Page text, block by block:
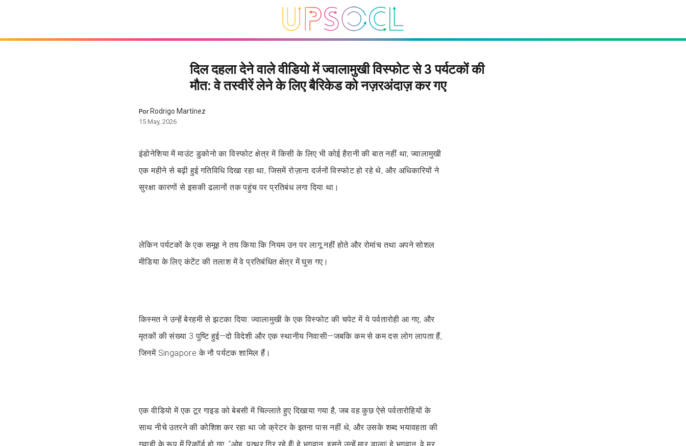
दिल दहला देने वाले वीडियो में ज्वालामुखी विस्फोट से 3 पर्यटकों की
मौत: वे तस्वीरें लेने के लिए बैरिकेड को नज़रअंदाज़ कर गए
PorRodrigo Martínez
15 May, 2026
इंडोनेशिया में माउंट डुकोनो का विस्फोट क्षेत्र में किसी के लिए भी कोई हैरानी की बात नहीं था; ज्वालामुखी
एक महीने से बढ़ी हुई गतिविधि दिखा रहा था, जिसमें रोज़ाना दर्जनों विस्फोट हो रहे थे, और अधिकारियों ने
सुरक्षा कारणों से इसकी ढलानों तक पहुंच पर प्रतिबंध लगा दिया था।
लेकिन पर्यटकों के एक समूह ने तय किया कि नियम उन पर लागू नहीं होते और रोमांच तथा अपने सोशल
मीडिया के लिए कंटेंट की तलाश में वे प्रतिबंधित क्षेत्र में घुस गए।
किस्मत ने उन्हें बेरहमी से झटका दिया: ज्वालामुखी के एक विस्फोट की चपेट में ये पर्वतारोही आ गए, और
मृतकों की संख्या 3 पुष्टि हुई—दो विदेशी और एक स्थानीय निवासी—जबकि कम से कम दस लोग लापता हैं,
जिनमें Singapore के नौ पर्यटक शामिल हैं।
एक वीडियो में एक टूर गाइड को बेबसी में चिल्लाते हुए दिखाया गया है, जब वह कुछ ऐसे पर्वतारोहियों के
साथ नीचे उतरने की कोशिश कर रहा था जो क्रेटर के इतना पास नहीं थे, और उसके शब्द भयावहता की
गवाही के रूप में रिकॉर्ड हो गए: “ओह, पत्थर गिर रहे हैं! हे भगवान, इसने उन्हें मार डाला! हे भगवान, वे मर